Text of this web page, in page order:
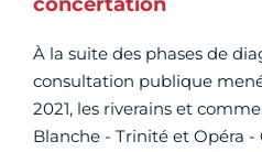
À la suite des phases de
consultation publique
2021, les riverains et
Blanche - Trinité et Opéra